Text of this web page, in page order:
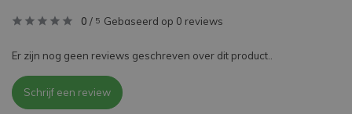
0 / 5 Gebaseerd op 0 reviews
Er zijn nog geen reviews geschreven over dit product..
Schrijf een review